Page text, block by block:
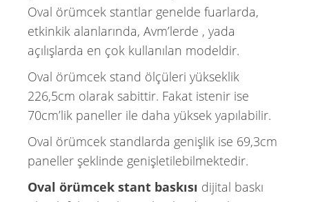
Oval örümcek stantlar genelde fuarlarda,
etkinkik alanlarında, Avm’lerde , yada
açılışlarda en çok kullanılan modeldir.
Oval örümcek stand ölçüleri yükseklik
226,5cm olarak sabittir. Fakat istenir ise
70cm’lik paneller ile daha yüksek yapılabilir.
Oval örümcek standlarda genişlik ise 69,3cm
paneller şeklinde genişletilebilmektedir.
Oval örümcek stant baskısı dijital baskı